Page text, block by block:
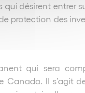
qui désirent entrer
protection des
qui sera
Canada. Il s’agit